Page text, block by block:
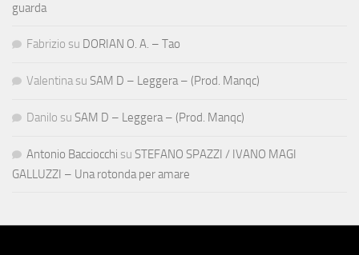
guarda
Fabrizio su DORIAN O. A. – Tao
Valentina su SAM D – Leggera – (Prod. Manqc)
Danilo su SAM D – Leggera – (Prod. Manqc)
Antonio Bacciocchi su STEFANO SPAZZI / IVANO MAGI
GALLUZZI – Una rotonda per amare